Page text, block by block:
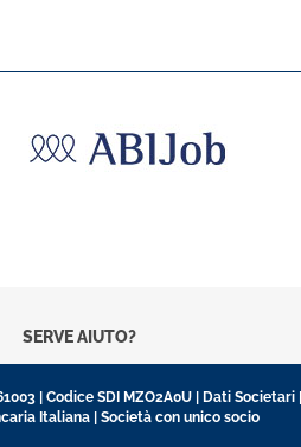
SERVE AIUTO?
| Codice SDI MZO2A0U | Dati Societari
Italiana | Società con unico socio